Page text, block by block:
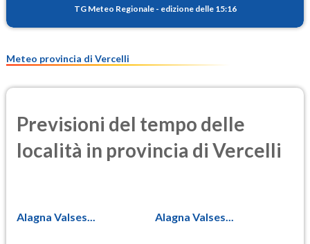
TG Meteo Regionale - edizione delle 15:16
Meteo provincia di Vercelli
Previsioni del tempo delle
località in provincia di Vercelli
Alagna Valses... Alagna Valses...